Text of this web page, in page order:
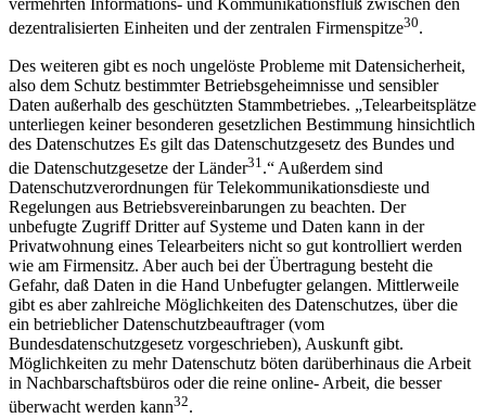
vermehrten Informations- und Kommunikationsfluß zwischen den
dezentralisierten Einheiten und der zentralen Firmenspitze30.
Des weiteren gibt es noch ungelöste Probleme mit Datensicherheit,
also dem Schutz bestimmter Betriebsgeheimnisse und sensibler
Daten außerhalb des geschützten Stammbetriebes. „Telearbeitsplätze
unterliegen keiner besonderen gesetzlichen Bestimmung hinsichtlich
des Datenschutzes Es gilt das Datenschutzgesetz des Bundes und
die Datenschutzgesetze der Länder31 .“ Außerdem sind
Datenschutzverordnungen für Telekommunikationsdieste und
Regelungen aus Betriebsvereinbarungen zu beachten. Der
unbefugte Zugriff Dritter auf Systeme und Daten kann in der
Privatwohnung eines Telearbeiters nicht so gut kontrolliert werden
wie am Firmensitz. Aber auch bei der Übertragung besteht die
Gefahr, daß Daten in die Hand Unbefugter gelangen. Mittlerweile
gibt es aber zahlreiche Möglichkeiten des Datenschutzes, über die
ein betrieblicher Datenschutzbeauftrager (vom
Bundesdatenschutzgesetz vorgeschrieben), Auskunft gibt.
Möglichkeiten zu mehr Datenschutz böten darüberhinaus die Arbeit
in Nachbarschaftsbüros oder die reine online- Arbeit, die besser
überwacht werden kann32.